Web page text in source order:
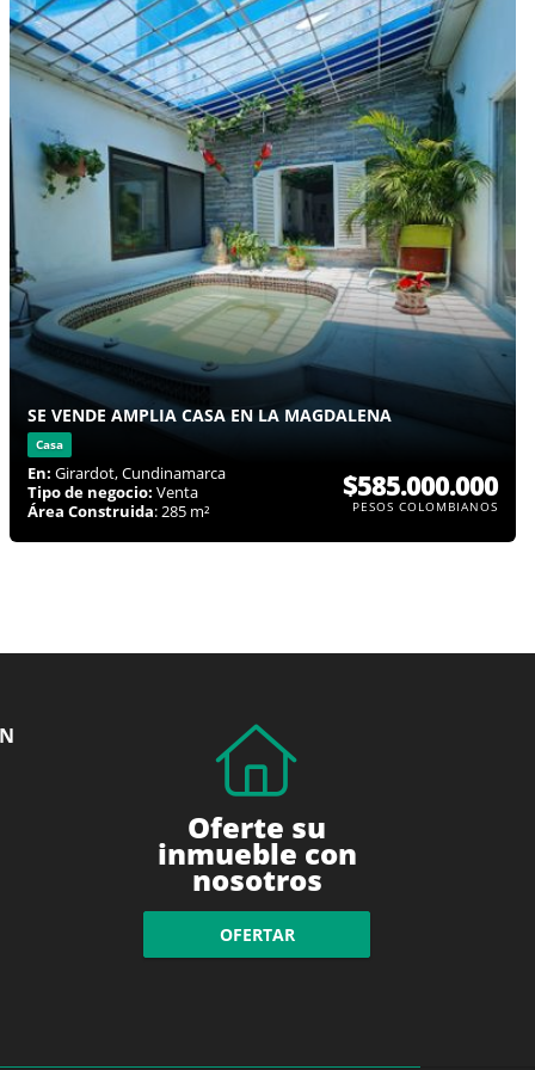
SE VENDE AMPLIA CASA EN LA MAGDALENA
Casa
En: Girardot, Cundinamarca
Tipo de negocio: Venta
Área Construida: 285 m²
$585.000.000
PESOS COLOMBIANOS
Oferte su
inmueble con
nosotros
OFERTAR